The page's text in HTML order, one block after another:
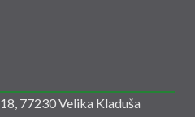
77230 Velika Kladuša